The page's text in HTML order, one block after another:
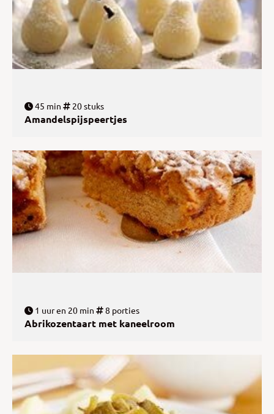
45 min 20 stuks
Amandelspijspeertjes
1 uur en 20 min 8 porties
Abrikozentaart met kaneelroom